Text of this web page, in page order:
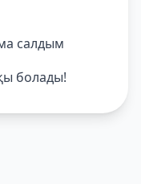
салдым
болады!